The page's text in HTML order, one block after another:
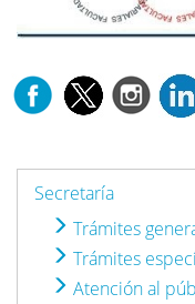
Secretaría
Trámites
Trámites
Atención al